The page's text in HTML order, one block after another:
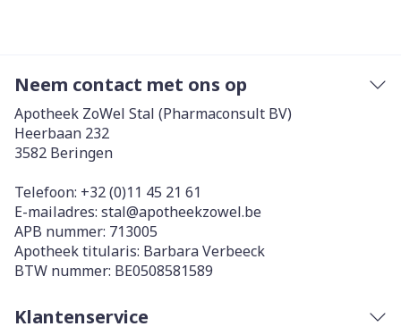
Neem contact met ons op
Apotheek ZoWel Stal (Pharmaconsult BV)
Heerbaan 232
3582 Beringen
Telefoon: +32 (0)11 45 21 61
E-mailadres: stal@apotheekzowel.be
APB nummer: 713005
Apotheek titularis: Barbara Verbeeck
BTW nummer: BE0508581589
Klantenservice